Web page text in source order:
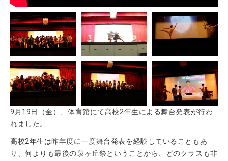
9月19日（金）、体育館にて高校2年生による舞台発表が行わ
れました。
高校2年生は昨年度に一度舞台発表を経験していることもあ
り、何よりも最後の泉ヶ丘祭ということから、どのクラスも非